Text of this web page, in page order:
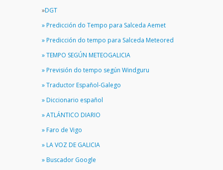
»DGT
» Predicción do Tempo para Salceda Aemet
» Predicción do tempo para Salceda Meteored
» TEMPO SEGÚN METEOGALICIA
» Previsión do tempo según Windguru
» Traductor Español-Galego
» Diccionario español
» ATLÁNTICO DIARIO
» Faro de Vigo
» LA VOZ DE GALICIA
» Buscador Google